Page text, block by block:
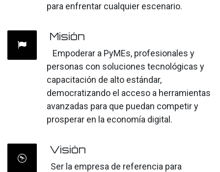
para enfrentar cualquier escenario.
Misión
Empoderar a PyMEs, profesionales y
personas con soluciones tecnológicas y
capacitación de alto estándar,
democratizando el acceso a herramientas
avanzadas para que puedan competir y
prosperar en la economía digital.
Visión
Ser la empresa de referencia para